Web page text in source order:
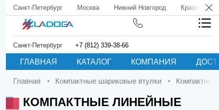
Санкт-Петербург Москва Нижний Новгород Краснодар
Санкт-Петербург +7 (812) 339-38-66
ГЛАВНАЯ КАТАЛОГ КОМПАНИЯ
Главная Компактные шариковые втулки
КОМПАКТНЫЕ ЛИНЕЙНЫЕ